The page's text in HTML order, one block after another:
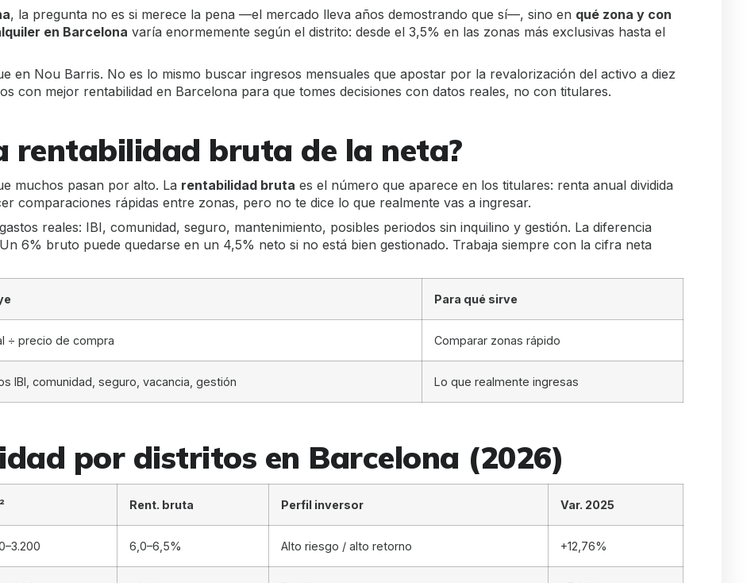
, la pregunta no es si merece la pena —el mercado lleva años demostrando que sí—, sino en qué zona y con
en Barcelona varía enormemente según el distrito: desde el 3,5% en las zonas más exclusivas hasta el
en Nou Barris. No es lo mismo buscar ingresos mensuales que apostar por la revalorización del activo a diez
con mejor rentabilidad en Barcelona para que tomes decisiones con datos reales, no con titulares.
rentabilidad bruta de la neta?
muchos pasan por alto. La rentabilidad bruta es el número que aparece en los titulares: renta anual dividida
comparaciones rápidas entre zonas, pero no te dice lo que realmente vas a ingresar.
reales: IBI, comunidad, seguro, mantenimiento, posibles periodos sin inquilino y gestión. La diferencia
6% bruto puede quedarse en un 4,5% neto si no está bien gestionado. Trabaja siempre con la cifra neta
Para qué sirve
÷ precio de compra Comparar zonas rápido
IBI, comunidad, seguro, vacancia, gestión Lo que realmente ingresas
por distritos en Barcelona (2026)
Rent. bruta Perfil inversor Var. 2025
6,0–6,5% Alto riesgo / alto retorno +12,76%